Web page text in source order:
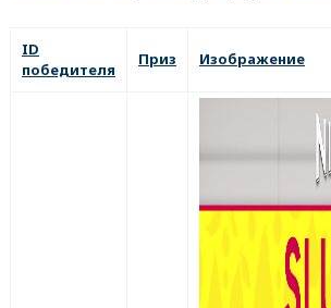
ID
победителя
Приз Изображение